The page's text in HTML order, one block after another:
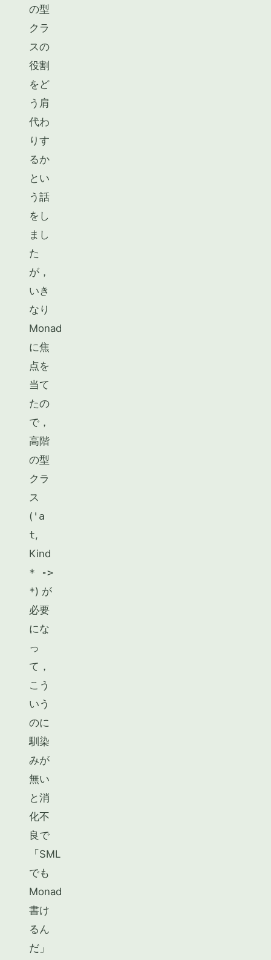
の型
クラ
スの
役割
をど
う肩
代わ
りす
るか
とい
う話
をし
まし
た
が，
いき
なり
Monad
に焦
点を
当て
たの
で，
高階
の型
クラ
ス
( 'a
t,
Kind
* ->
*) が
必要
にな
っ
て，
こう
いう
のに
馴染
みが
無い
と消
化不
良で
「SML
でも
Monad
書け
るん
だ」